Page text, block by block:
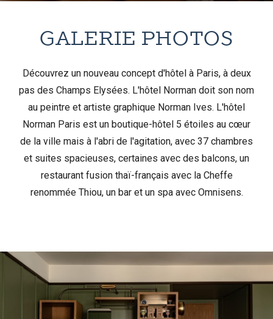
GALERIE PHOTOS
Découvrez un nouveau concept d'hôtel à Paris, à deux
pas des Champs Elysées. L'hôtel Norman doit son nom
au peintre et artiste graphique Norman Ives. L'hôtel
Norman Paris est un boutique-hôtel 5 étoiles au cœur
de la ville mais à l'abri de l'agitation, avec 37 chambres
et suites spacieuses, certaines avec des balcons, un
restaurant fusion thaï-français avec la Cheffe
renommée Thiou, un bar et un spa avec Omnisens.